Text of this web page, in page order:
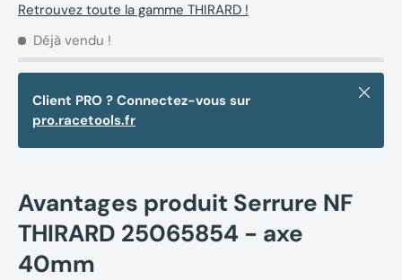
Retrouvez toute la gamme THIRARD !
Déjà vendu !
Client PRO ? Connectez-vous sur
pro.racetools.fr
Fermer
Avantages produit Serrure NF
THIRARD 25065854 - axe
40mm